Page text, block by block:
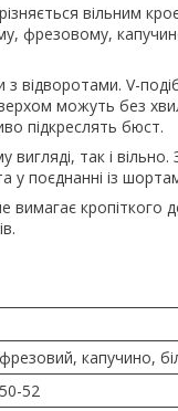
вільним
фрезовому,
з відворотами. V-
можуть без
підкреслять бюст.
так і
у поєднанні із
кропіткого
капучино,
52